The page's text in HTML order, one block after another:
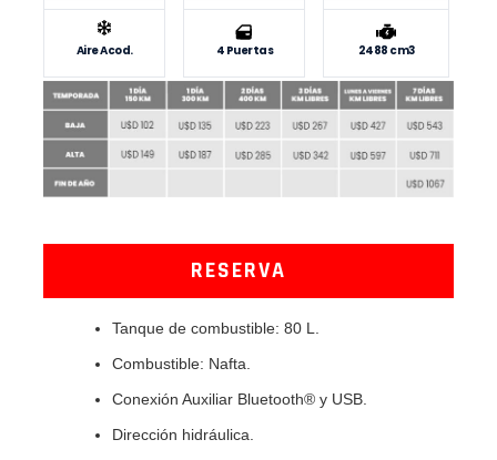
Aire Acod. 4 Puertas 2488 cm3
RESERVA
Tanque de combustible: 80 L.
Combustible: Nafta.
Conexión Auxiliar Bluetooth® y USB.
Dirección hidráulica.